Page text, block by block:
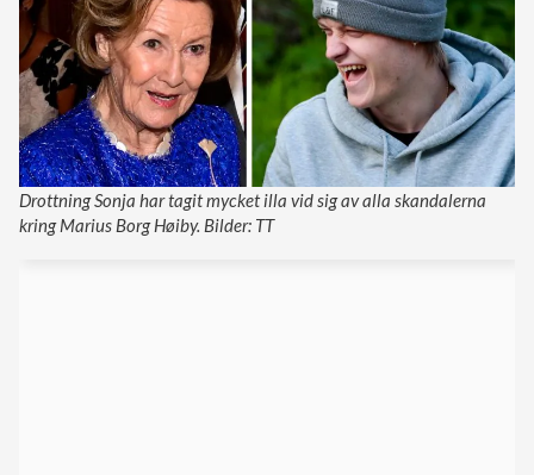
Drottning Sonja har tagit mycket illa vid sig av alla skandalerna
kring Marius Borg Høiby. Bilder: TT